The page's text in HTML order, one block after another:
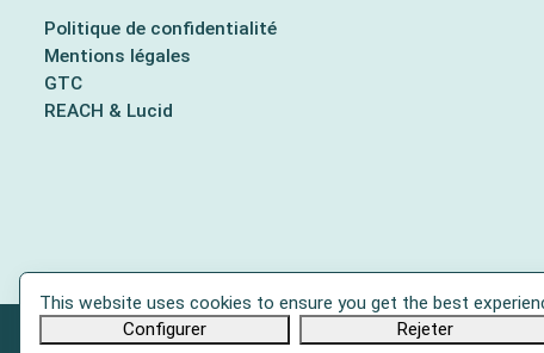
Politique de confidentialité
Mentions légales
GTC
REACH & Lucid
This website uses cookies to ensure you get the best
Configurer
Rejeter